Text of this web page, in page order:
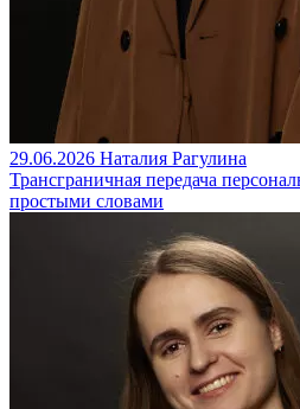
29.06.2026 Наталия Рагулина
Трансграничная передача
простыми словами